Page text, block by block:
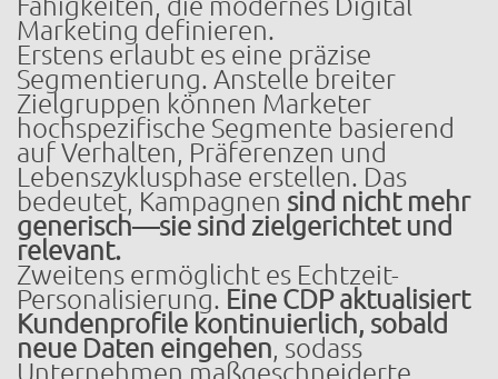
Fähigkeiten, die modernes Digital
Marketing definieren.
Erstens erlaubt es eine präzise
Segmentierung. Anstelle breiter
Zielgruppen können Marketer
hochspezifische Segmente basierend
auf Verhalten, Präferenzen und
Lebenszyklusphase erstellen. Das
bedeutet, Kampagnen sind nicht mehr
generisch—sie sind zielgerichtet und
relevant.
Zweitens ermöglicht es Echtzeit-
Personalisierung. Eine CDP aktualisiert
Kundenprofile kontinuierlich, sobald
neue Daten eingehen, sodass